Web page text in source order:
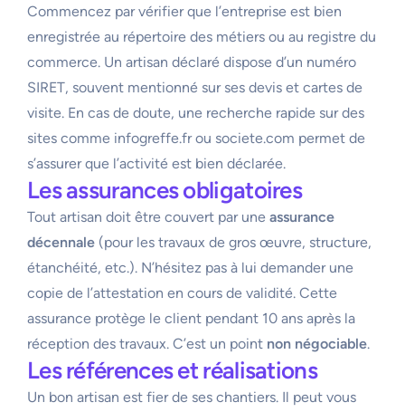
Commencez par vérifier que l’entreprise est bien
enregistrée au répertoire des métiers ou au registre du
commerce. Un artisan déclaré dispose d’un numéro
SIRET, souvent mentionné sur ses devis et cartes de
visite. En cas de doute, une recherche rapide sur des
sites comme infogreffe.fr ou societe.com permet de
s’assurer que l’activité est bien déclarée.
Les assurances obligatoires
Tout artisan doit être couvert par une assurance
décennale (pour les travaux de gros œuvre, structure,
étanchéité, etc.). N’hésitez pas à lui demander une
copie de l’attestation en cours de validité. Cette
assurance protège le client pendant 10 ans après la
réception des travaux. C’est un point non négociable.
Les références et réalisations
Un bon artisan est fier de ses chantiers. Il peut vous